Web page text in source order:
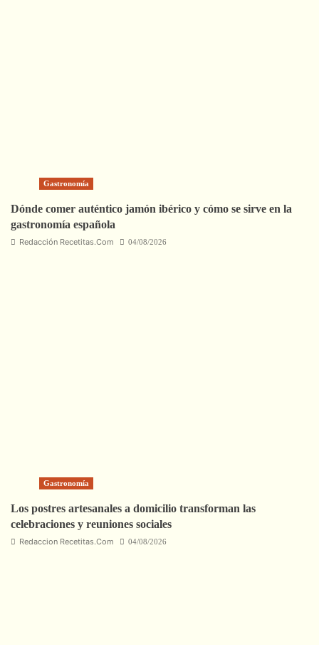
Gastronomía
Dónde comer auténtico jamón ibérico y cómo se sirve en la
gastronomía española
Redacción Recetitas.Com 04/08/2026
Gastronomía
Los postres artesanales a domicilio transforman las
celebraciones y reuniones sociales
Redaccion Recetitas.Com 04/08/2026